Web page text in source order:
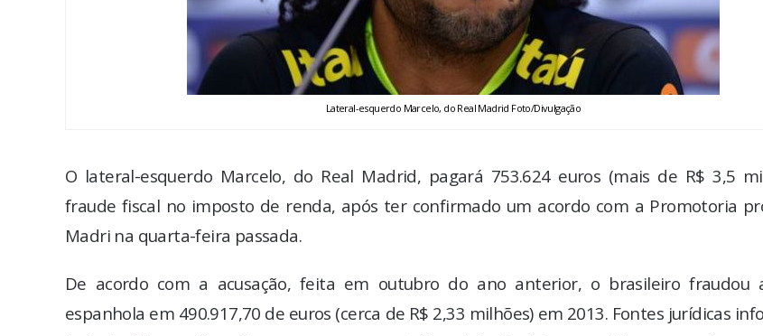
Lateral-esquerdo Marcelo, do Real Madrid Foto/Divulgação
O lateral-esquerdo Marcelo, do Real Madrid, pagará 753.624 euros (mais de R$ 3,5
fraude fiscal no imposto de renda, após ter confirmado um acordo com a Promotoria
Madri na quarta-feira passada.
De acordo com a acusação, feita em outubro do ano anterior, o brasileiro fraudou
espanhola em 490.917,70 de euros (cerca de R$ 2,33 milhões) em 2013. Fontes jurídicas